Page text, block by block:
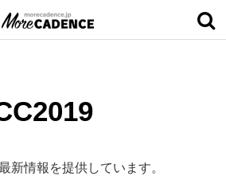
新情報を提供しています。